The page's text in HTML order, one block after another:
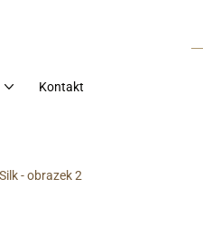
Kontakt